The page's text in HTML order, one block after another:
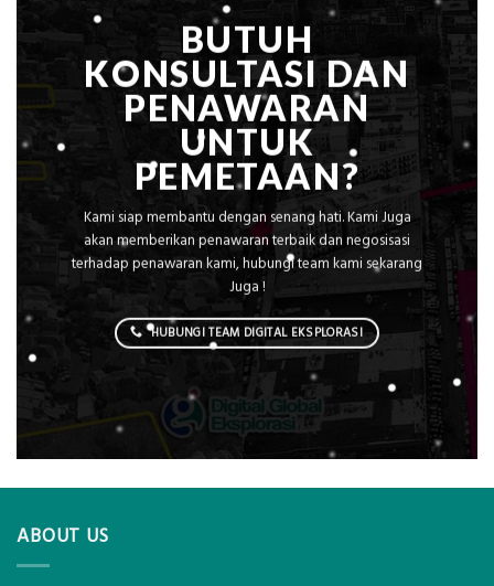
BUTUH
KONSULTASI DAN
PENAWARAN
UNTUK
PEMETAAN?
Kami siap membantu dengan senang hati. Kami Juga
akan memberikan penawaran terbaik dan negosisasi
terhadap penawaran kami, hubungi team kami sekarang
Juga !
HUBUNGI TEAM DIGITAL EKSPLORASI
ABOUT US